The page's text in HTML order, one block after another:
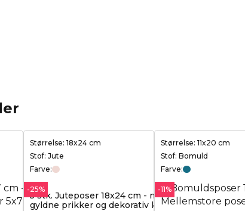
Størrelse: 18x24 cm
Stof: Jute
Farve:
-25%
5 stk. Juteposer 18x24 cm - med
gyldne prikker og dekorativ krave
Størrelse: 11x20 cm
Stof: Bomuld
Farve:
-11%